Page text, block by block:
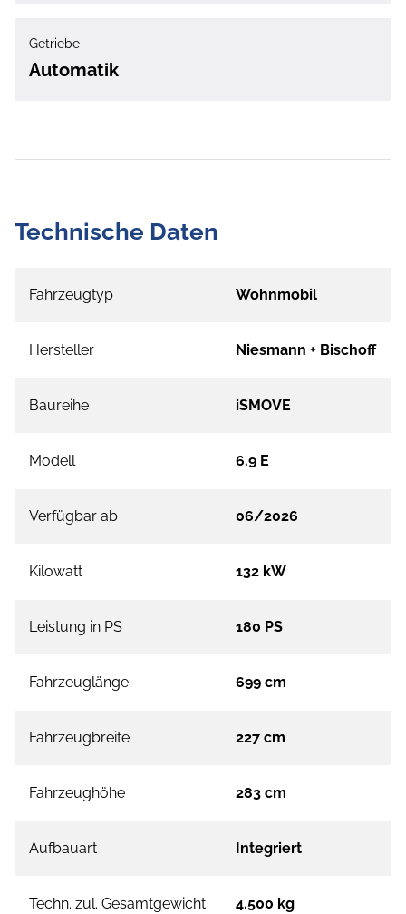
Getriebe
Automatik
Technische Daten
Fahrzeugtyp Wohnmobil
Hersteller Niesmann + Bischoff
Baureihe iSMOVE
Modell 6.9 E
Verfügbar ab 06/2026
Kilowatt 132 kW
Leistung in PS 180 PS
Fahrzeuglänge 699 cm
Fahrzeugbreite 227 cm
Fahrzeughöhe 283 cm
Aufbauart Integriert
Techn. zul. Gesamtgewicht 4.500 kg